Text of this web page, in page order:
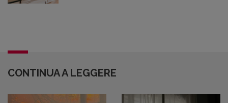
CONTINUA A LEGGERE